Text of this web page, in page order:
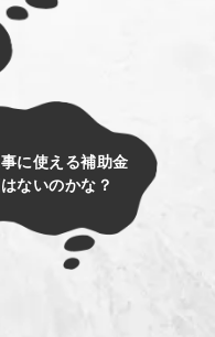
に使える補助金
ないのかな？